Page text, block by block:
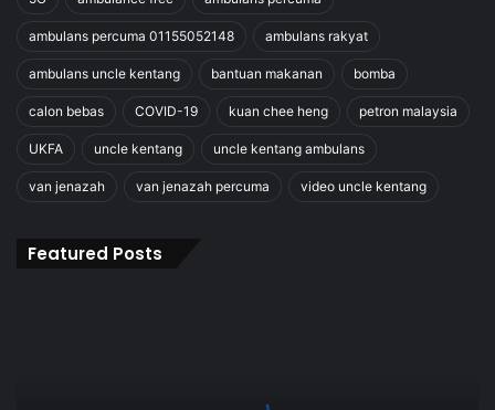
ambulans percuma 01155052148 ambulans rakyat
ambulans uncle kentang bantuan makanan bomba
calon bebas COVID-19 kuan chee heng petron malaysia
UKFA uncle kentang uncle kentang ambulans
van jenazah van jenazah percuma video uncle kentang
Featured Posts